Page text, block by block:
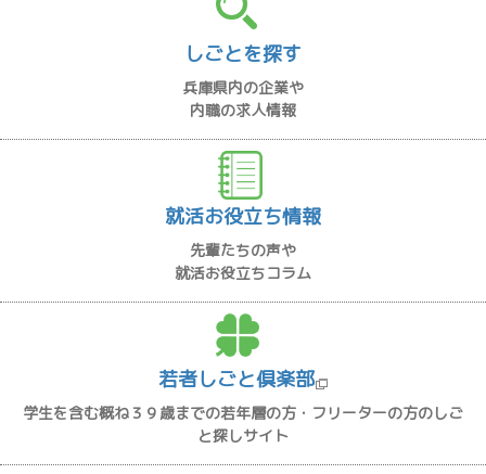
しごとを探す
兵庫県内の企業や
内職の求人情報
就活お役立ち情報
先輩たちの声や
就活お役立ちコラム
若者しごと倶楽部
学生を含む概ね３９歳までの若年層の方・フリーターの方のしご
と探しサイト